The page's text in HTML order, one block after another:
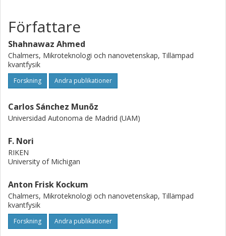
Författare
Shahnawaz Ahmed
Chalmers, Mikroteknologi och nanovetenskap, Tillämpad
kvantfysik
Forskning Andra publikationer
Carlos Sánchez Munõz
Universidad Autonoma de Madrid (UAM)
F. Nori
RIKEN
University of Michigan
Anton Frisk Kockum
Chalmers, Mikroteknologi och nanovetenskap, Tillämpad
kvantfysik
Forskning Andra publikationer